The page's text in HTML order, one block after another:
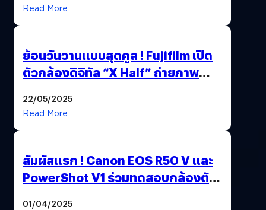
Read More
ย้อนวันวานแบบสุดคูล ! Fujifilm เปิด
ตัวกล้องดิจิทัล “X Half” ถ่ายภาพ
22/05/2025
Read More
สัมผัสแรก ! Canon EOS R50 V และ
PowerShot V1 ร่วมทดสอบกล้องตัว
01/04/2025